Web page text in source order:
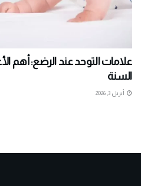
علامات التوحد عند الرضع: أهم
السنة
أبريل 3, 2026